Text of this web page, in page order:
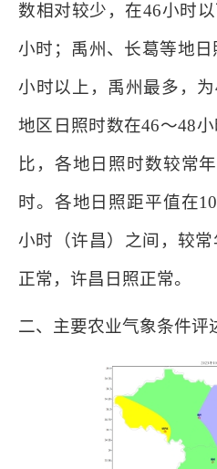
数相对较少，在46小时
小时；禹州、长葛等地
小时以上，禹州最多，
地区日照时数在46～48
比，各地日照时数较常
时。各地日照距平值在
小时（许昌）之间，较
正常，许昌日照正常。
二、主要农业气象条件评